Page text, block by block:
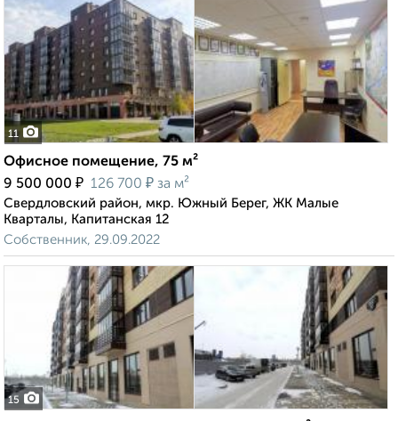
11
Офисное помещение, 75 м²
9 500 000 ₽ 126 700 ₽ за м²
Свердловский район, мкр. Южный Берег, ЖК Малые
Кварталы, Капитанская 12
Собственник, 29.09.2022
15